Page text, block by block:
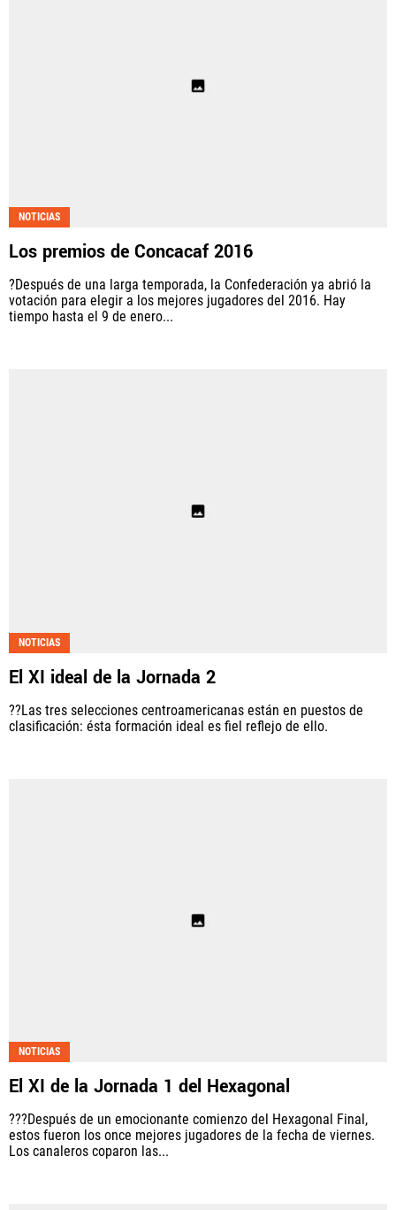
NOTICIAS
Los premios de Concacaf 2016
?Después de una larga temporada, la Confederación ya abrió la
votación para elegir a los mejores jugadores del 2016. Hay
tiempo hasta el 9 de enero...
NOTICIAS
El XI ideal de la Jornada 2
??Las tres selecciones centroamericanas están en puestos de
clasificación: ésta formación ideal es fiel reflejo de ello.
NOTICIAS
El XI de la Jornada 1 del Hexagonal
???Después de un emocionante comienzo del Hexagonal Final,
estos fueron los once mejores jugadores de la fecha de viernes.
Los canaleros coparon las...